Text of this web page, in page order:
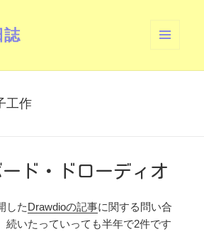
誌
ーとウ
工作
ド・ドローディオ
したDrawdioの記事に関する問い合
続いたっていっても半年で2件です